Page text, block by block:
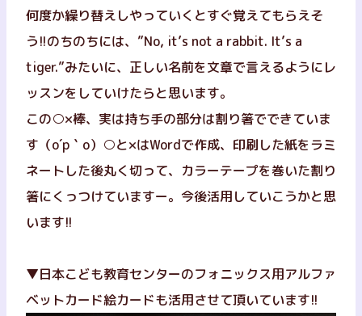
何度か繰り替えしやっていくとすぐ覚えてもらえそ
う!!のちのちには、”No, it’s not a rabbit. It’s a
tiger.”みたいに、正しい名前を文章で言えるようにレ
ッスンをしていけたらと思います。
この○×棒、実は持ち手の部分は割り箸でできていま
す（o´p｀o）○と×はWordで作成、印刷した紙をラミ
ネートした後丸く切って、カラーテープを巻いた割り
箸にくっつけていますー。今後活用していこうかと思
います!!
▼日本こども教育センターのフォニックス用アルファ
ベットカード絵カードも活用させて頂いています!!